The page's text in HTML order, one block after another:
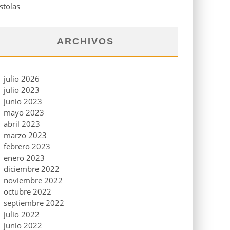
ARCHIVOS
julio 2026
julio 2023
junio 2023
mayo 2023
abril 2023
marzo 2023
febrero 2023
enero 2023
diciembre 2022
noviembre 2022
octubre 2022
septiembre 2022
julio 2022
junio 2022